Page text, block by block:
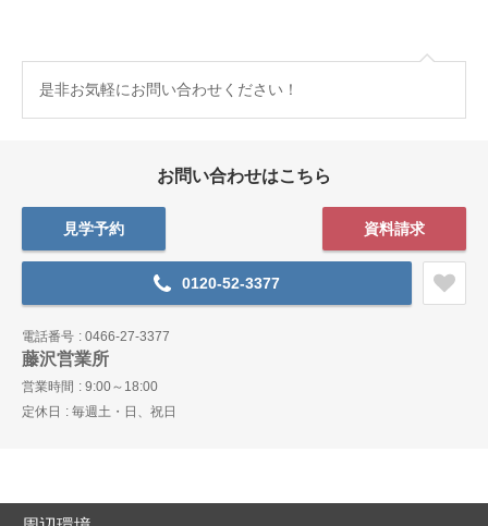
是非お気軽にお問い合わせください！
お問い合わせはこちら
見学予約 資料請求
0120-52-3377
電話番号 0466-27-3377
藤沢営業所
営業時間
9:00～18:00
定休日
毎週土・日、祝日